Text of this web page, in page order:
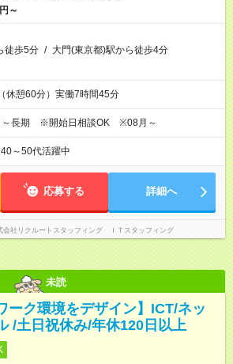
～
徒歩5分 / 大門(東京都)駅から徒歩4分
休憩60分）実働7時間45分
～長期 ※開始日相談OK ※08月～
40～50代活躍中
応募する 詳細へ
会社リクルートスタッフィング ＩＴスタッフィング
未読
ーク環境をデザイン】ICT/ネッ
/土日祝休み/年休120日以上